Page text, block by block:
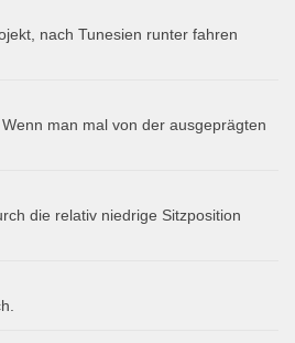
nach Tunesien runter fahren
man mal von der ausgeprägten
die relativ niedrige Sitzposition